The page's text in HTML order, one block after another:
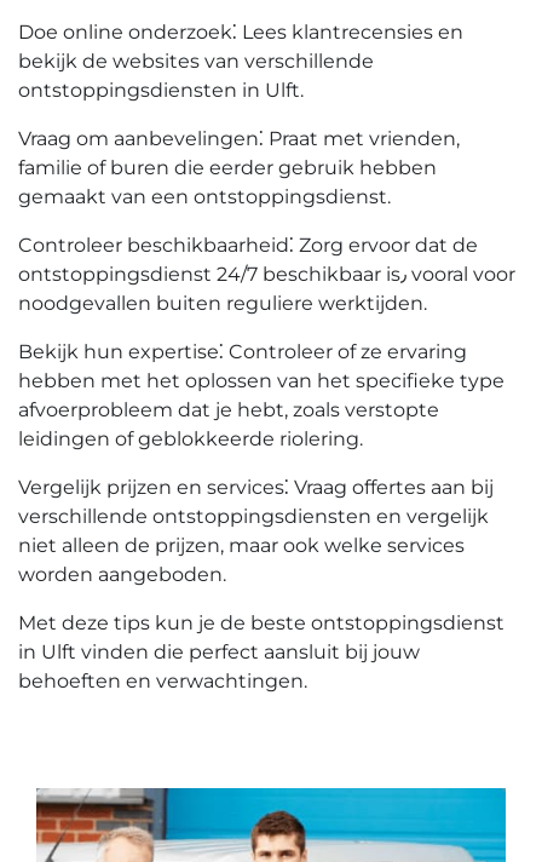
Doe online onderzoek⁚ Lees klantrecensies en
bekijk de websites van verschillende
ontstoppingsdiensten in Ulft.​
Vraag om aanbevelingen⁚ Praat met vrienden,
familie of buren die eerder gebruik hebben
gemaakt van een ontstoppingsdienst.​
Controleer beschikbaarheid⁚ Zorg ervoor dat de
ontstoppingsdienst 24/7 beschikbaar is٫ vooral voor
noodgevallen buiten reguliere werktijden.
Bekijk hun expertise⁚ Controleer of ze ervaring
hebben met het oplossen van het specifieke type
afvoerprobleem dat je hebt, zoals verstopte
leidingen of geblokkeerde riolering.​
Vergelijk prijzen en services⁚ Vraag offertes aan bij
verschillende ontstoppingsdiensten en vergelijk
niet alleen de prijzen, maar ook welke services
worden aangeboden.
Met deze tips kun je de beste ontstoppingsdienst
in Ulft vinden die perfect aansluit bij jouw
behoeften en verwachtingen.​